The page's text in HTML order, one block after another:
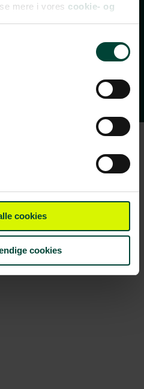
mere i vores cookie- og
cookies
cookies
rejseblog.
igen.